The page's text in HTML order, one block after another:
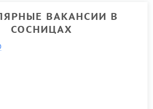
ВАКАНСИИ В
СОСНИЦАХ